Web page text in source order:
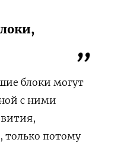
блоки могут
с ними
только потому